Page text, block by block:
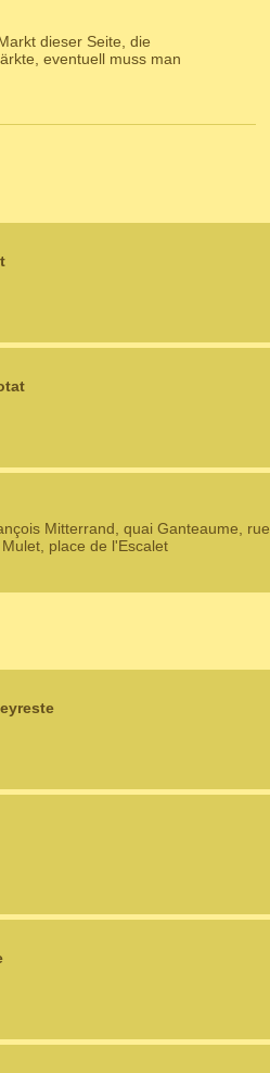
dieser Seite, die
eventuell muss man
Mitterrand, quai Ganteaume, rue
place de l'Escalet